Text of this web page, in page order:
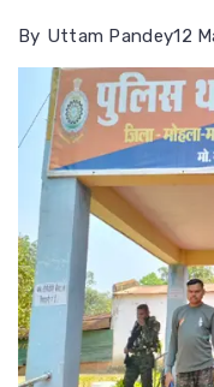
By Uttam Pandey12